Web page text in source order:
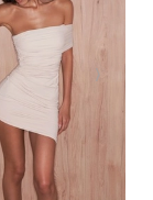
›